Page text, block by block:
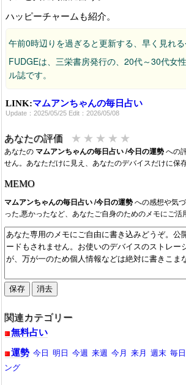
ハッピーチャームも紹介。
午前0時辺りを過ぎると更新する、早く見れる
FUDGEは、三栄書房発行の、20代～30代女
ル誌です。
LINK:マムアンちゃんの毎日占い
Update：2025/05/25 Edit：2026/05/08
あなたの評価 ★ ★ ★ ★ ★
あなたの マムアンちゃんの毎日占い /今日の運勢への
せん。あなただけに見え、あなたのデバイスだけに保存
MEMO
マムアンちゃんの毎日占い /今日の運勢への感想や気
った,悪かったなど、あなたご自身のためのメモにご活
関連カテゴリー
無料占い
運勢 今日 明日 今週 来週 今月 来月 週末 毎日
ング